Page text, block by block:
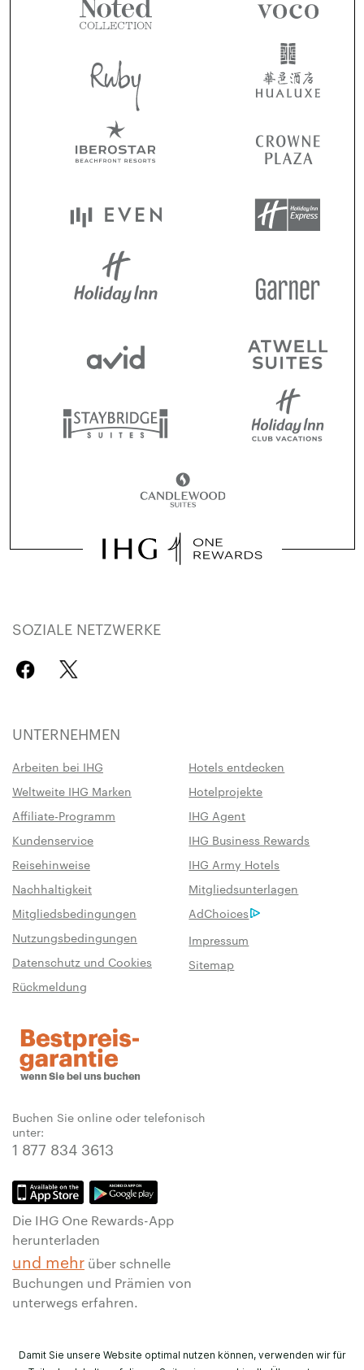
SOZIALE NETZWERKE
UNTERNEHMEN
Arbeiten bei IHG
Hotels entdecken
Weltweite IHG Marken
Hotelprojekte
Affiliate-Programm
IHG Agent
Kundenservice
IHG Business Rewards
Reisehinweise
IHG Army Hotels
Nachhaltigkeit
Mitgliedsunterlagen
Mitgliedsbedingungen
AdChoices
Nutzungsbedingungen
Impressum
Datenschutz und Cookies
Sitemap
Rückmeldung
Buchen Sie online oder telefonisch
unter:
1 877 834 3613
Die IHG One Rewards-App
herunterladen
und mehr über schnelle
Buchungen und Prämien von
unterwegs erfahren.
Damit Sie unsere Website optimal nutzen können, verwenden wir für